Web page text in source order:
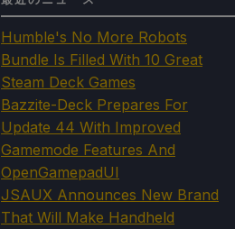
Humble's No More Robots
Bundle Is Filled With 10 Great
Steam Deck Games
Bazzite-Deck Prepares For
Update 44 With Improved
Gamemode Features And
OpenGamepadUI
JSAUX Announces New Brand
That Will Make Handheld